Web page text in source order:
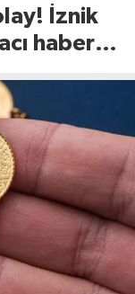
İznik
haber